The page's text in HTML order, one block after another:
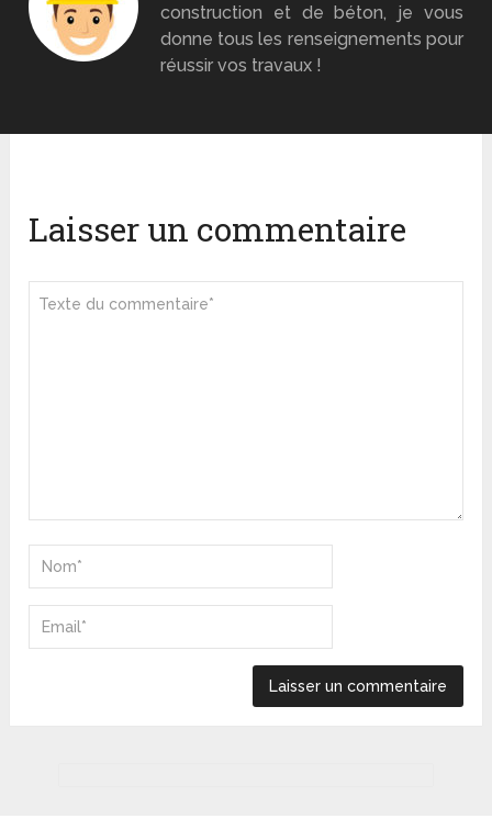
construction et de béton, je vous
donne tous les renseignements pour
réussir vos travaux !
Laisser un commentaire